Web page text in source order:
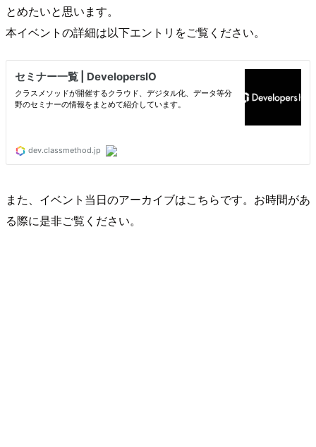
とめたいと思います。
本イベントの詳細は以下エントリをご覧ください。
また、イベント当日のアーカイブはこちらです。お時間があ
る際に是非ご覧ください。